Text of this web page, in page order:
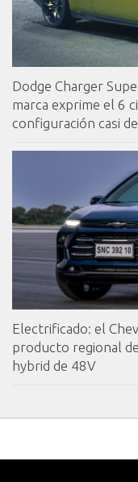
Dodge Charger
marca exprime el 6
configuración casi
Electrificado: el
producto regional
hybrid de 48V